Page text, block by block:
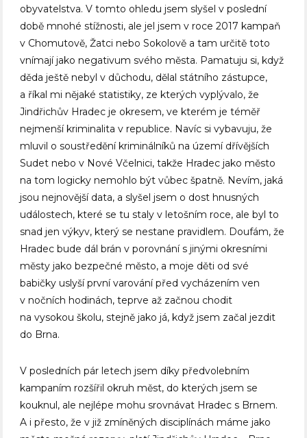
obyvatelstva. V tomto ohledu jsem slyšel v poslední
době mnohé stížnosti, ale jel jsem v roce 2017 kampaň
v Chomutově, Žatci nebo Sokolově a tam určitě toto
vnímají jako negativum svého města. Pamatuju si, když
děda ještě nebyl v důchodu, dělal státního zástupce,
a říkal mi nějaké statistiky, ze kterých vyplývalo, že
Jindřichův Hradec je okresem, ve kterém je téměř
nejmenší kriminalita v republice. Navíc si vybavuju, že
mluvil o soustředění kriminálníků na území dřívějších
Sudet nebo v Nové Včelnici, takže Hradec jako město
na tom logicky nemohlo být vůbec špatně. Nevím, jaká
jsou nejnovější data, a slyšel jsem o dost hnusných
událostech, které se tu staly v letošním roce, ale byl to
snad jen výkyv, který se nestane pravidlem. Doufám, že
Hradec bude dál brán v porovnání s jinými okresními
městy jako bezpečné město, a moje děti od své
babičky uslyší první varování před vycházením ven
v nočních hodinách, teprve až začnou chodit
na vysokou školu, stejně jako já, když jsem začal jezdit
do Brna.
V posledních pár letech jsem díky předvolebním
kampaním rozšířil okruh měst, do kterých jsem se
kouknul, ale nejlépe mohu srovnávat Hradec s Brnem.
A i přesto, že v již zmíněných disciplínách máme jako